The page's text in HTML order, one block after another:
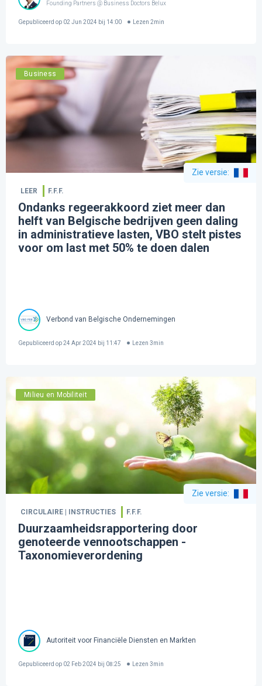
Founding Partners @ Business Doctors Belux
Gepubliceerd op 02 Jun 2024 bij 14:00 Lezen 2min
Business
Zie versie:
LEER F.F.F.
Ondanks regeerakkoord ziet meer dan
helft van Belgische bedrijven geen daling
in administratieve lasten, VBO stelt pistes
voor om last met 50% te doen dalen
Verbond van Belgische Ondernemingen
Gepubliceerd op24 Apr 2024 bij 11:47 Lezen 3min
Milieu en Mobiliteit
Zie versie:
CIRCULAIRE | INSTRUCTIES F.F.F.
Duurzaamheidsrapportering door
genoteerde vennootschappen -
Taxonomieverordening
Autoriteit voor Financiële Diensten en Markten
Gepubliceerd op 02 Feb 2024 bij 08:25 Lezen 3min